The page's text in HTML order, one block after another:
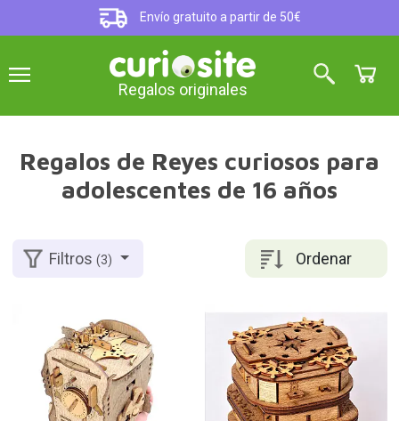
Envío gratuito a partir de 50€
Regalos originales
Regalos de Reyes curiosos para
adolescentes de 16 años
Ordenar
Filtros(3)